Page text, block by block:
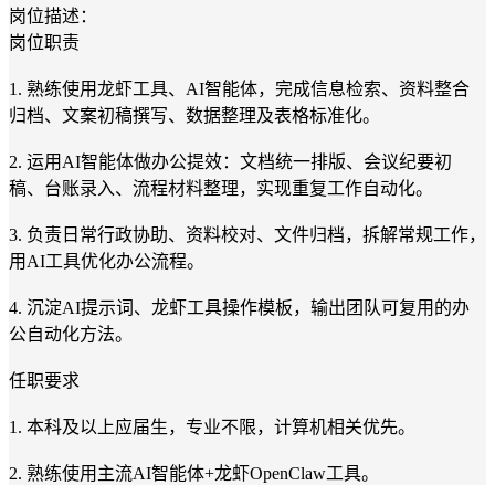
岗位描述：
岗位职责
1. 熟练使用龙虾工具、AI智能体，完成信息检索、资料整合
归档、文案初稿撰写、数据整理及表格标准化。
2. 运用AI智能体做办公提效：文档统一排版、会议纪要初
稿、台账录入、流程材料整理，实现重复工作自动化。
3. 负责日常行政协助、资料校对、文件归档，拆解常规工作，
用AI工具优化办公流程。
4. 沉淀AI提示词、龙虾工具操作模板，输出团队可复用的办
公自动化方法。
任职要求
1. 本科及以上应届生，专业不限，计算机相关优先。
2. 熟练使用主流AI智能体+龙虾OpenClaw工具。